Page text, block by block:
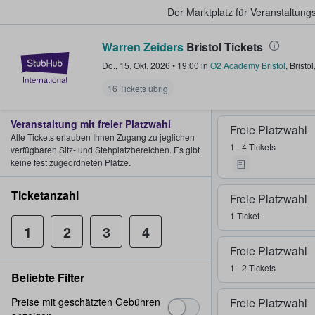
Der Marktplatz für
StubHub - Wo Fans Tickets
Warren Zeiders Bristol Tickets
Do., 15. Okt. 2026 • 19:00 in O2 Academy Bristol, Bristol,
16 Tickets übrig
Freie Platzwahl
1 - 4 Tickets
Freie Platzwahl
1 Ticket
Freie Platzwahl
1 - 2 Tickets
Freie Platzwahl
Veranstaltung mit freier Platzwahl
Alle Tickets erlauben Ihnen Zugang zu jeglichen
verfügbaren Sitz- und Stehplatzbereichen. Es gibt
keine fest zugeordneten Plätze.
Ticketanzahl
1 2 3 4
Beliebte Filter
Preise mit geschätzten Gebühren